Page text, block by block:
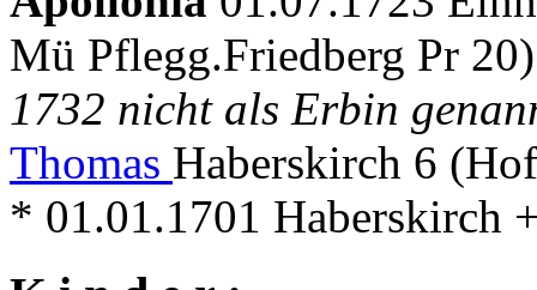
Mü Pflegg.Friedberg Pr 20)
1732 nicht als Erbin
Thomas Haberskirch 6
* 01.01.1701 Haberskirch